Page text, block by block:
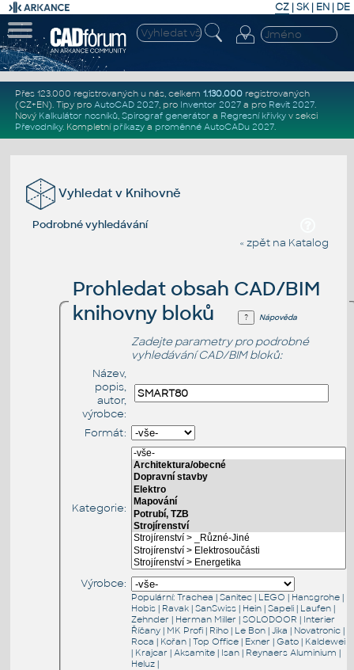
CZ | SK| EN | DE
Přes 123.000 registrovaných u nás, celkem 1.130.000registrovaných
(CZ+EN). Tipy pro AutoCAD 2027, pro Inventor 2027a pro Revit 2027.
Nový Kalkulátor nosníků, Spirograf generátor a Regresní křivkyv sekci
Převodníky. Kompletní příkazya proměnné AutoCADu 2027.
Vyhledat v Knihovně
Podrobné vyhledávání
« zpět na Katalog
Prohledat obsah CAD/BIM
knihovny bloků
Nápověda
Zadejte parametry pro podrobné
vyhledávání CAD/BIM bloků:
Název,
popis,
autor,
výrobce:
Formát:
Kategorie:
Výrobce:
Populární: Trachea | Sanitec| LEGO | Hansgrohe|
Hobis| Ravak| SanSwiss| Hein| Sapeli| Laufen|
Zehnder | Herman Miller | SOLODOOR | Interier
Říčany| MK Profi| Riho| Le Bon| Jika | Novatronic|
Roca | Kořan| Top Office| Exner | Gato| Kaldewei
| Krajcar | Aksamite| Isan| Reynaers Aluminium |
Heluz|